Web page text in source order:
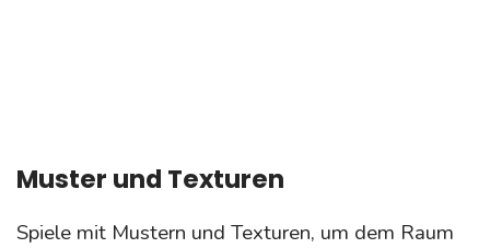
Muster und Texturen
Spiele mit Mustern und Texturen, um dem Raum